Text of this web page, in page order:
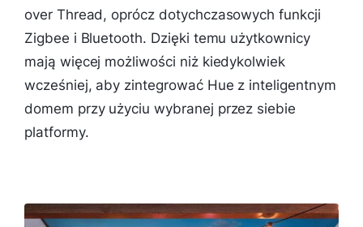
over Thread, oprócz dotychczasowych funkcji
Zigbee i Bluetooth. Dzięki temu użytkownicy
mają więcej możliwości niż kiedykolwiek
wcześniej, aby zintegrować Hue z inteligentnym
domem przy użyciu wybranej przez siebie
platformy.